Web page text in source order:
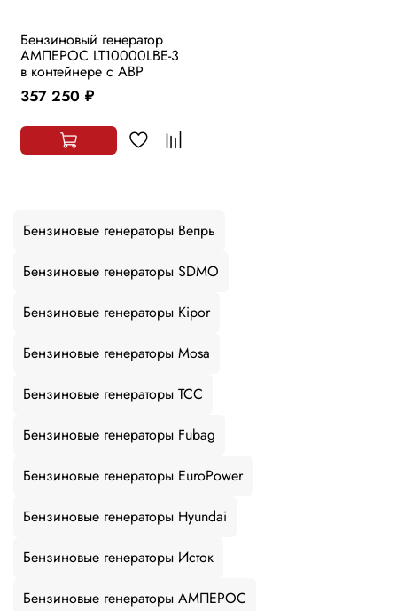
Бензиновый генератор
АМПЕРОС LT10000LBE-3
в контейнере с АВР
357 250 руб.
Бензиновые генераторы Вепрь
Бензиновые генераторы SDMO
Бензиновые генераторы Kipor
Бензиновые генераторы Mosa
Бензиновые генераторы ТСС
Бензиновые генераторы Fubag
Бензиновые генераторы EuroPower
Бензиновые генераторы Hyundai
Бензиновые генераторы Исток
Бензиновые генераторы АМПЕРОС